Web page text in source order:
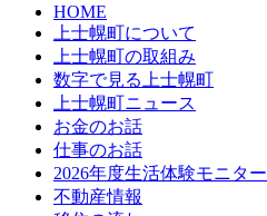
HOME
上士幌町について
上士幌町の取組み
数字で見る上士幌町
上士幌町ニュース
お金のお話
仕事のお話
2026年度生活体験モニター
不動産情報